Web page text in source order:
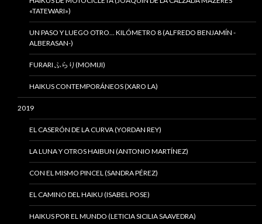
«TATEWARI»)
UN PASO Y LUEGO OTRO… KILÓMETRO 8 (ALFREDO BENJAMÍN -
ALBERASAN-)
FURARI ふらり(MOMIJI)
HAIKUS CONTEMPORÁNEOS (XARO LA)
2019
EL CASERÓN DE LA CURVA (YORDAN REY)
LA LUNA Y OTROS HAIBUN (ANTONIO MARTÍNEZ)
CON EL MISMO PINCEL (SANDRA PÉREZ)
EL CAMINO DEL HAIKU (ISABEL POSE)
HAIKUS POR EL MUNDO (LETICIA SICILIA SAAVEDRA)